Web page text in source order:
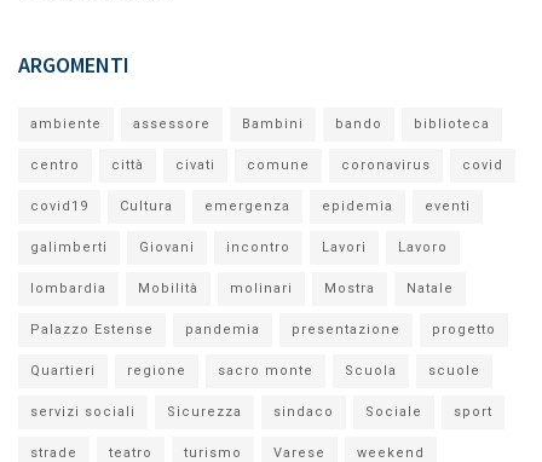
ARGOMENTI
ambiente assessore Bambini bando biblioteca
centro città civati comune coronavirus covid
covid19 Cultura emergenza epidemia eventi
galimberti Giovani incontro Lavori Lavoro
lombardia Mobilità molinari Mostra Natale
Palazzo Estense pandemia presentazione progetto
Quartieri regione sacro monte Scuola scuole
servizi sociali Sicurezza sindaco Sociale sport
strade teatro turismo Varese weekend